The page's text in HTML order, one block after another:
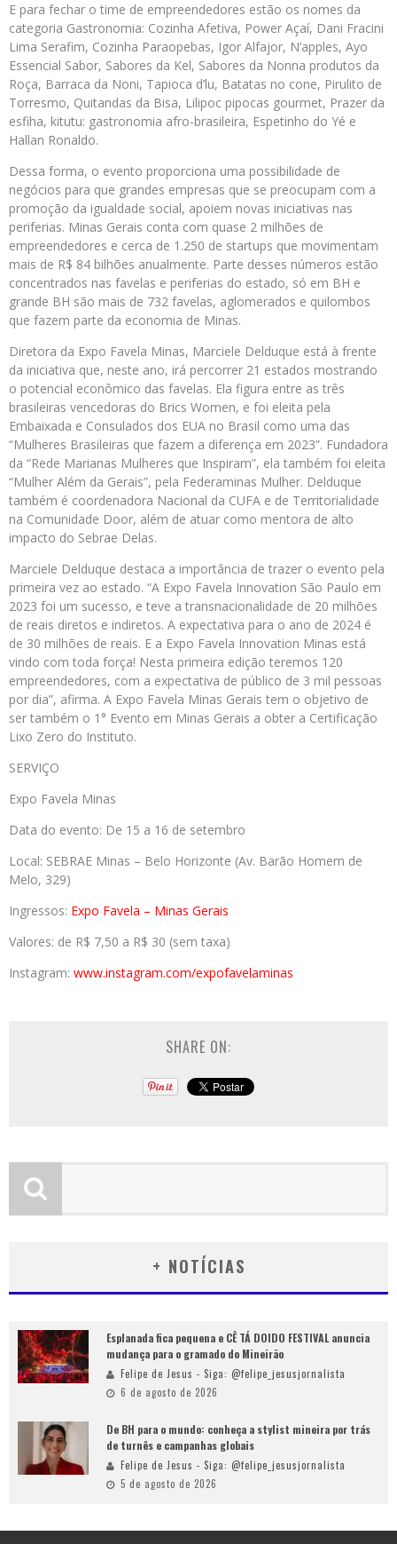
E para fechar o time de empreendedores estão os nomes da
categoria Gastronomia: Cozinha Afetiva, Power Açaí, Dani Fracini
Lima Serafim, Cozinha Paraopebas, Igor Alfajor, N’apples, Ayo
Essencial Sabor, Sabores da Kel, Sabores da Nonna produtos da
Roça, Barraca da Noni, Tapioca d’lu, Batatas no cone, Pirulito de
Torresmo, Quitandas da Bisa, Lilipoc pipocas gourmet, Prazer da
esfiha, kitutu: gastronomia afro-brasileira, Espetinho do Yé e
Hallan Ronaldo.
Dessa forma, o evento proporciona uma possibilidade de
negócios para que grandes empresas que se preocupam com a
promoção da igualdade social, apoiem novas iniciativas nas
periferias. Minas Gerais conta com quase 2 milhões de
empreendedores e cerca de 1.250 de startups que movimentam
mais de R$ 84 bilhões anualmente. Parte desses números estão
concentrados nas favelas e periferias do estado, só em BH e
grande BH são mais de 732 favelas, aglomerados e quilombos
que fazem parte da economia de Minas.
Diretora da Expo Favela Minas, Marciele Delduque está à frente
da iniciativa que, neste ano, irá percorrer 21 estados mostrando
o potencial econômico das favelas. Ela figura entre as três
brasileiras vencedoras do Brics Women, e foi eleita pela
Embaixada e Consulados dos EUA no Brasil como uma das
“Mulheres Brasileiras que fazem a diferença em 2023”. Fundadora
da “Rede Marianas Mulheres que Inspiram”, ela também foi eleita
“Mulher Além da Gerais”, pela Federaminas Mulher. Delduque
também é coordenadora Nacional da CUFA e de Territorialidade
na Comunidade Door, além de atuar como mentora de alto
impacto do Sebrae Delas.
Marciele Delduque destaca a importância de trazer o evento pela
primeira vez ao estado. “A Expo Favela Innovation São Paulo em
2023 foi um sucesso, e teve a transnacionalidade de 20 milhões
de reais diretos e indiretos. A expectativa para o ano de 2024 é
de 30 milhões de reais. E a Expo Favela Innovation Minas está
vindo com toda força! Nesta primeira edição teremos 120
empreendedores, com a expectativa de público de 3 mil pessoas
por dia”, afirma. A Expo Favela Minas Gerais tem o objetivo de
ser também o 1° Evento em Minas Gerais a obter a Certificação
Lixo Zero do Instituto.
SERVIÇO
Expo Favela Minas
Data do evento: De 15 a 16 de setembro
Local: SEBRAE Minas – Belo Horizonte (Av. Barão Homem de
Melo, 329)
Ingressos: Expo Favela – Minas Gerais
Valores: de R$ 7,50 a R$ 30 (sem taxa)
Instagram: www.instagram.com/expofavelaminas
SHARE ON:
+ NOTÍCIAS
Esplanada fica pequena e CÊ TÁ DOIDO FESTIVAL anuncia
mudança para o gramado do Mineirão
Felipe de Jesus - Siga: @felipe_jesusjornalista
6 de agosto de 2026
De BH para o mundo: conheça a stylist mineira por trás
de turnês e campanhas globais
Felipe de Jesus - Siga: @felipe_jesusjornalista
5 de agosto de 2026